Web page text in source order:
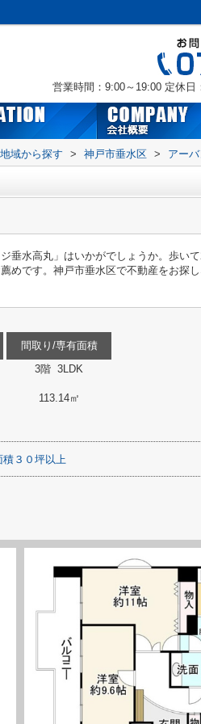
営業時間：9:00～19:00 定休日
域から探す > 神戸市垂水区 > アー
垂水高丸」はいかがでしょうか。歩い
めです。神戸市垂水区で不動産をお探
間取り/専有面積
3階 3LDK
113.14㎡
積３０坪以上